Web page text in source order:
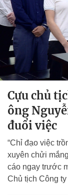
Cựu chủ
ông
đuổi việc
“Chỉ đạo việc
xuyên chửi
cáo ngay trước
Chủ tịch Công